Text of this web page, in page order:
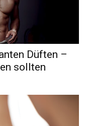
Düften –
sollten